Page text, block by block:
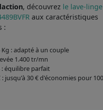
, découvrez le lave-
aux caractéristiques
:
: adapté à un couple
1.400 tr/mn
équilibre parfait
jusqu'à 30 € d'économies pour